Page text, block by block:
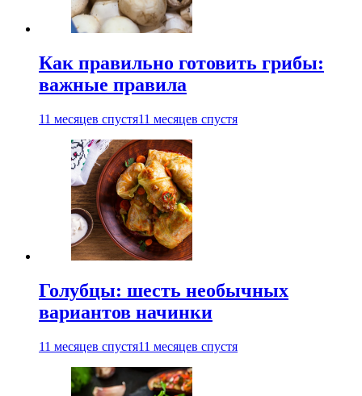
Как правильно готовить грибы:
важные правила
11 месяцев спустя11 месяцев спустя
Голубцы: шесть необычных
вариантов начинки
11 месяцев спустя11 месяцев спустя